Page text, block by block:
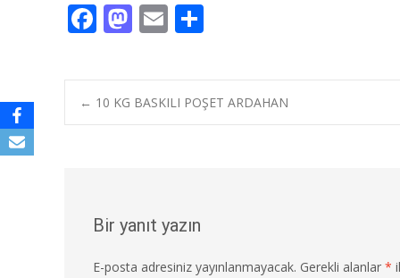
F
e
b
o
M
to
d
o
E
ai
l
ar
e
Post
← 10 KG BASKILI POŞET ARDAHAN
Bir yanıt yazın
E-posta adresiniz yayınlanmayacak. Gerekli alanlar *